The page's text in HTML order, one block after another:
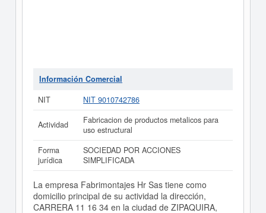
Información Comercial
NIT
NIT 9010742786
Actividad
Fabricacion de productos metalicos para
uso estructural
Forma
jurídica
SOCIEDAD POR ACCIONES
SIMPLIFICADA
La empresa Fabrimontajes Hr Sas tiene como
domicilio principal de su actividad la dirección,
CARRERA 11 16 34 en la ciudad de ZIPAQUIRA,